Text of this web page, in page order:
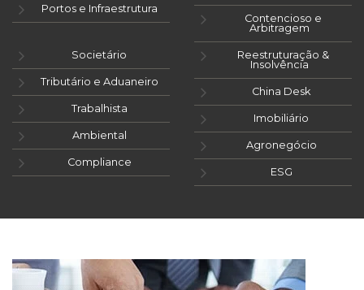
Portos e Infraestrutura
Contencioso e
Arbitragem
Societário
Tributário e Aduaneiro
Trabalhista
Ambiental
Compliance
Reestruturação &
Insolvência
China Desk
Imobiliário
Agronegócio
ESG